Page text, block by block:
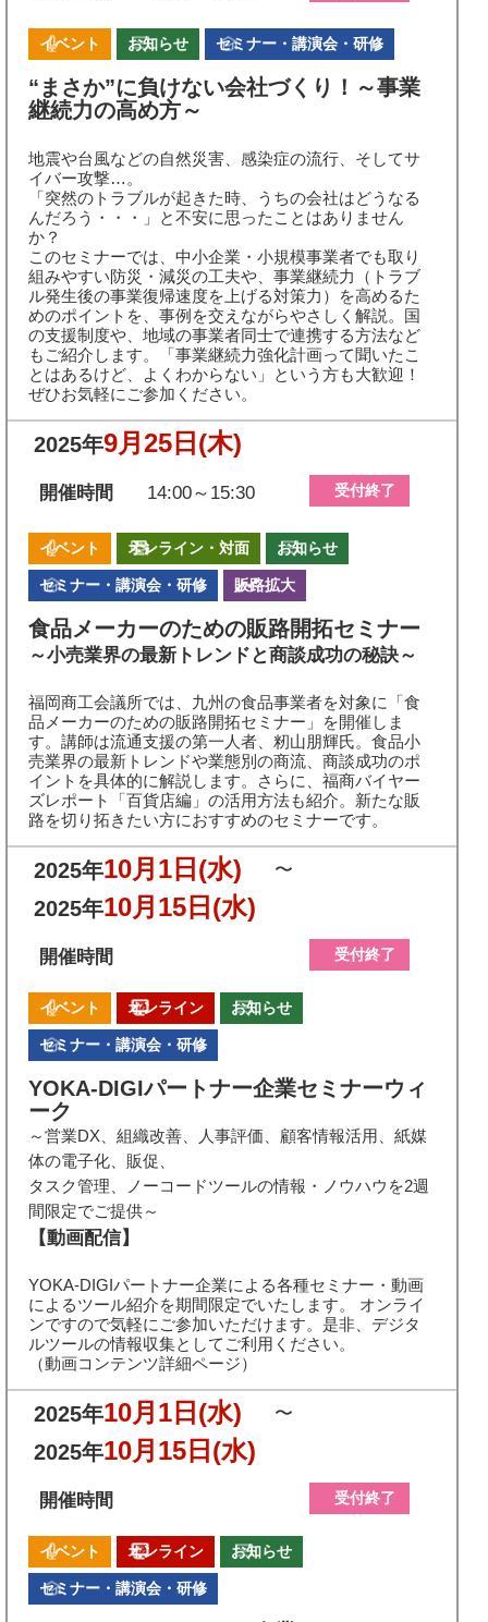
イベント お知らせ セミナー・講演会・研修
“まさか”に負けない会社づくり！～事業
継続力の高め方～
地震や台風などの自然災害、感染症の流行、そしてサ
イバー攻撃…。
「突然のトラブルが起きた時、うちの会社はどうなる
んだろう・・・」と不安に思ったことはありません
か？
このセミナーでは、中小企業・小規模事業者でも取り
組みやすい防災・減災の工夫や、事業継続力（トラブ
ル発生後の事業復帰速度を上げる対策力）を高めるた
めのポイントを、事例を交えながらやさしく解説。国
の支援制度や、地域の事業者同士で連携する方法など
もご紹介します。「事業継続力強化計画って聞いたこ
とはあるけど、よくわからない」という方も大歓迎！
ぜひお気軽にご参加ください。
2025年9月25日 (木)
開催時間 14:00～15:30 受付終了
イベント オンライン・対面 お知らせ
セミナー・講演会・研修 販路拡大
食品メーカーのための販路開拓セミナー
～小売業界の最新トレンドと商談成功の秘訣～
福岡商工会議所では、九州の食品事業者を対象に「食
品メーカーのための販路開拓セミナー」を開催しま
す。講師は流通支援の第一人者、籾山朋輝氏。食品小
売業界の最新トレンドや業態別の商流、商談成功のポ
イントを具体的に解説します。さらに、福商バイヤー
ズレポート「百貨店編」の活用方法も紹介。新たな販
路を切り拓きたい方におすすめのセミナーです。
2025年10月1日 (水) 〜
2025年10月15日 (水)
開催時間 受付終了
イベント オンライン お知らせ
セミナー・講演会・研修
YOKA-DIGIパートナー企業セミナーウィ
ーク
～営業DX、組織改善、人事評価、顧客情報活用、紙媒
体の電子化、販促、
タスク管理、ノーコードツールの情報・ノウハウを2週
間限定でご提供～
【動画配信】
YOKA-DIGIパートナー企業による各種セミナー・動画
によるツール紹介を期間限定でいたします。 オンライ
ンですので気軽にご参加いただけます。是非、デジタ
ルツールの情報収集としてご利用ください。
（動画コンテンツ詳細ページ）
2025年10月1日 (水) 〜
2025年10月15日 (水)
開催時間 受付終了
イベント オンライン お知らせ
セミナー・講演会・研修